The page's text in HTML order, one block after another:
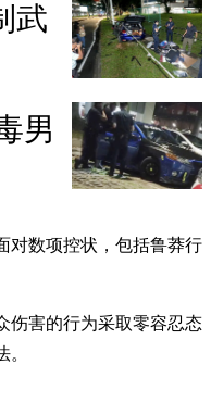
武
男
对数项控状，包括鲁莽行
伤害的行为采取零容忍态